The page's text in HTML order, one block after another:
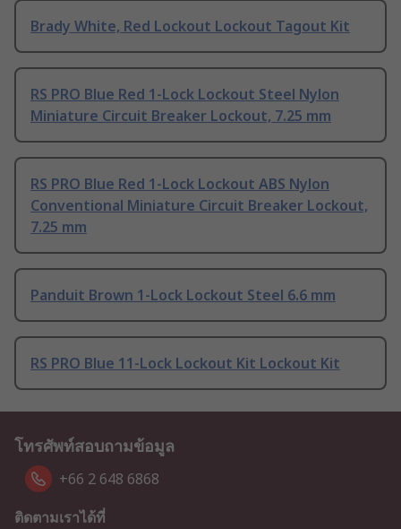
Brady White, Red Lockout Lockout Tagout Kit
RS PRO Blue Red 1-Lock Lockout Steel Nylon
Miniature Circuit Breaker Lockout, 7.25 mm
RS PRO Blue Red 1-Lock Lockout ABS Nylon
Conventional Miniature Circuit Breaker Lockout,
7.25 mm
Panduit Brown 1-Lock Lockout Steel 6.6 mm
RS PRO Blue 11-Lock Lockout Kit Lockout Kit
โทรศัพท์สอบถามข้อมูล
+66 2 648 6868
ติดตามเราได้ที่